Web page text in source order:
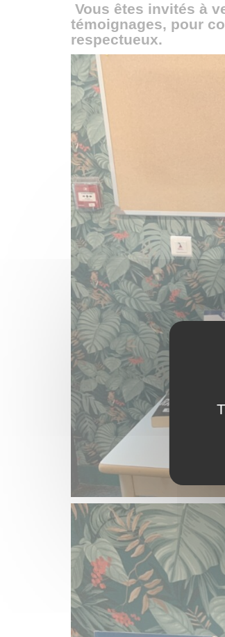
Vous êtes invités à
témoignages, pour
respectueux.